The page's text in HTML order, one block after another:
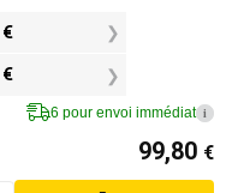
€
€
6 pour envoi immédiat i
99,80 €